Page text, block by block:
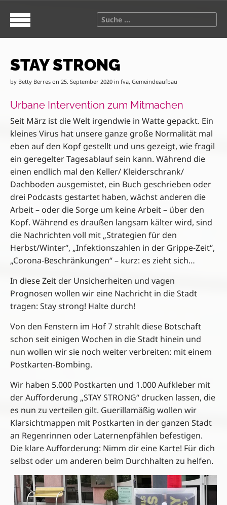
n
p
e
a
c
h
f
r
:
STAY STRONG
by Betty Berres on 25. September 2020 in fva, Gemeindeaufbau
Urbane Intervention zum Mitmachen
Seit März ist die Welt irgendwie in Watte gepackt. Ein
kleines Virus hat unsere ganze große Normalität mal
eben auf den Kopf gestellt und uns gezeigt, wie fragil
ein geregelter Tagesablauf sein kann. Während die
einen endlich mal den Keller/ Kleiderschrank/
Dachboden ausgemistet, ein Buch geschrieben oder
drei Podcasts gestartet haben, wächst anderen die
Arbeit – oder die Sorge um keine Arbeit – über den
Kopf. Während es draußen langsam kälter wird, sind
die Nachrichten voll mit „Strategien für den
Herbst/Winter“, „Infektionszahlen in der Grippe-Zeit“,
„Corona-Beschränkungen“ – kurz: es zieht sich…
In diese Zeit der Unsicherheiten und vagen
Prognosen wollen wir eine Nachricht in die Stadt
tragen: Stay strong! Halte durch!
Von den Fenstern im Hof 7 strahlt diese Botschaft
schon seit einigen Wochen in die Stadt hinein und
nun wollen wir sie noch weiter verbreiten: mit einem
Postkarten-Bombing.
Wir haben 5.000 Postkarten und 1.000 Aufkleber mit
der Aufforderung „STAY STRONG“ drucken lassen, die
es nun zu verteilen gilt. Guerillamäßig wollen wir
Klarsichtmappen mit Postkarten in der ganzen Stadt
an Regenrinnen oder Laternenpfählen befestigen.
Die klare Aufforderung: Nimm dir eine Karte! Für dich
selbst oder um anderen beim Durchhalten zu helfen.